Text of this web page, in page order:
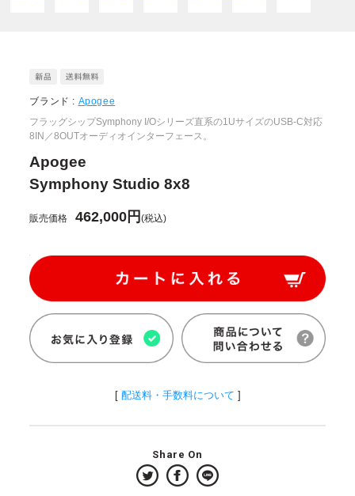
ブランド : Apogee
フラッグシップSymphony I/Oシリーズ直系の1UサイズのUSB-C対応
8IN／8OUTオーディオインターフェース。
Apogee
Symphony Studio 8x8
販売価格 462,000円(税込)
[ 配送料・手数料について ]
Share On